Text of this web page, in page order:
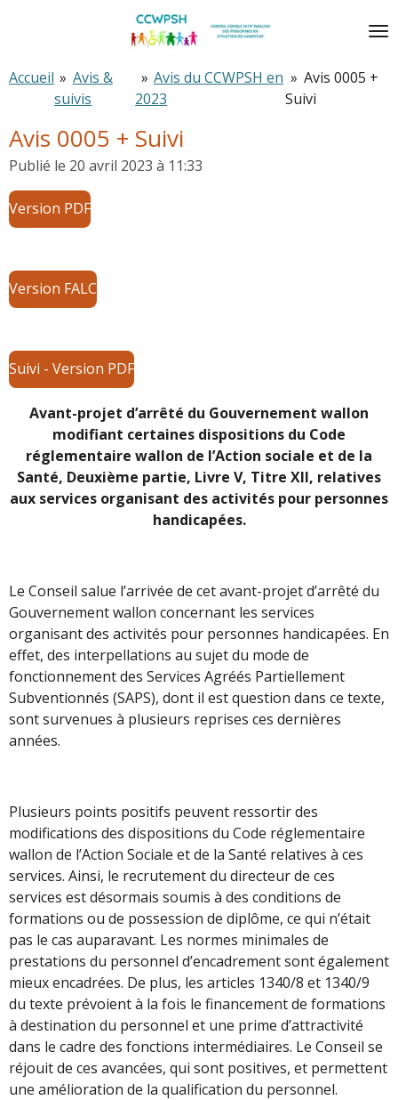
principal
Accueil » Avis &
suivis
» Avis du CCWPSH en
2023
» Avis 0005 +
Suivi
Avis 0005 + Suivi
Publié le 20 avril 2023 à 11:33
Version PDF
Version FALC
Suivi - Version PDF
Avant-projet d’arrêté du Gouvernement wallon
modifiant certaines dispositions du Code
réglementaire wallon de l’Action sociale et de la
Santé, Deuxième partie, Livre V, Titre XII, relatives
aux services organisant des activités pour personnes
handicapées.
Le Conseil salue l’arrivée de cet avant-projet d’arrêté du
Gouvernement wallon concernant les services
organisant des activités pour personnes handicapées. En
effet, des interpellations au sujet du mode de
fonctionnement des Services Agréés Partiellement
Subventionnés (SAPS), dont il est question dans ce texte,
sont survenues à plusieurs reprises ces dernières
années.
Plusieurs points positifs peuvent ressortir des
modifications des dispositions du Code réglementaire
wallon de l’Action Sociale et de la Santé relatives à ces
services. Ainsi, le recrutement du directeur de ces
services est désormais soumis à des conditions de
formations ou de possession de diplôme, ce qui n’était
pas le cas auparavant. Les normes minimales de
prestations du personnel d’encadrement sont également
mieux encadrées. De plus, les articles 1340/8 et 1340/9
du texte prévoient à la fois le financement de formations
à destination du personnel et une prime d’attractivité
dans le cadre des fonctions intermédiaires. Le Conseil se
réjouit de ces avancées, qui sont positives, et permettent
une amélioration de la qualification du personnel.